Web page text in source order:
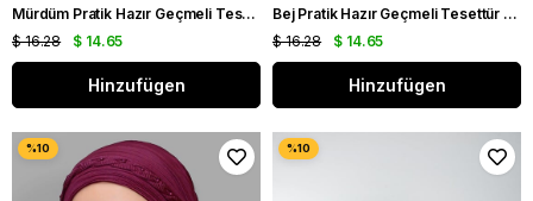
Mürdüm Pratik Hazır Geçmeli Tesettür Bone Fukuro Piliseli Örgülü Şifon Atkılı 1825A_07
$ 14.65
$ 16.28
Hinzufügen
Bej Pratik Hazır Geçmeli Tesettür Bone Fukuro Piliseli Örgülü Şifon Atkılı 1825A_12
$ 14.65
$ 16.28
Hinzufügen